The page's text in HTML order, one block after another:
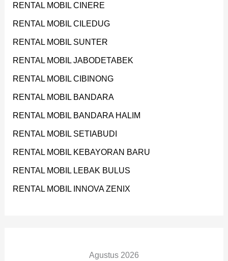
RENTAL MOBIL CINERE
RENTAL MOBIL CILEDUG
RENTAL MOBIL SUNTER
RENTAL MOBIL JABODETABEK
RENTAL MOBIL CIBINONG
RENTAL MOBIL BANDARA
RENTAL MOBIL BANDARA HALIM
RENTAL MOBIL SETIABUDI
RENTAL MOBIL KEBAYORAN BARU
RENTAL MOBIL LEBAK BULUS
RENTAL MOBIL INNOVA ZENIX
Agustus 2026